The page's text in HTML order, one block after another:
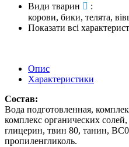
Види тварин
:
корови, бики, телята,
Показати всі
Опис
Характеристики
Состав:
Вода подготовленная,
комплекс органических
глицерин, твин 80, танин,
пропиленгликоль.